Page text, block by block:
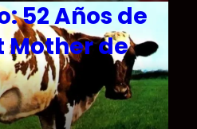
52 Años de
Mother de